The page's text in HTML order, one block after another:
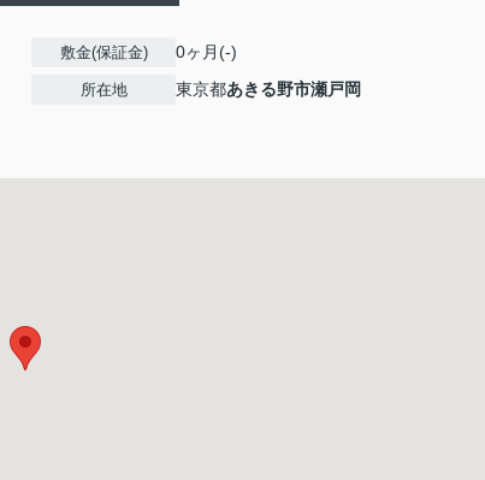
敷金(保証金) 0ヶ月(-)
所在地 東京都あきる野市瀬戸岡